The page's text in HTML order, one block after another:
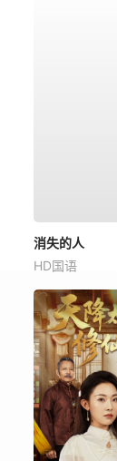
消失的人
HD国语